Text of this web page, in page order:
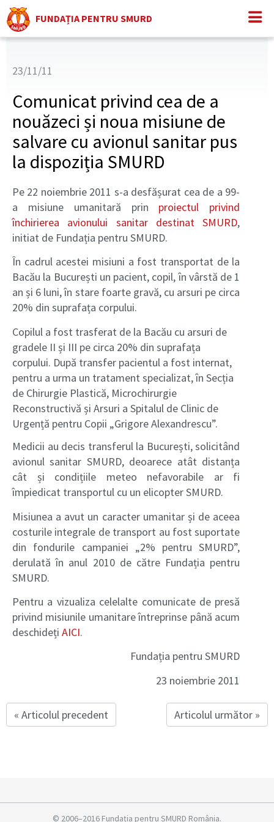
FUNDAȚIA PENTRU SMURD
23/11/11
Comunicat privind cea de a
nouăzeci și noua misiune de
salvare cu avionul sanitar pus
la dispoziția SMURD
Pe 22 noiembrie 2011 s-a desfășurat cea de a 99-
a misiune umanitară prin proiectul privind
închirierea avionului sanitar destinat SMURD,
initiat de Fundația pentru SMURD.
În cadrul acestei misiuni a fost transportat de la
Bacău la București un pacient, copil, în vârstă de 1
an și 6 luni, în stare foarte gravă, cu arsuri pe circa
20% din suprafața corpului.
Copilul a fost trasferat de la Bacău cu arsuri de
gradele II și III pe circa 20% din suprafața
corpului. După transfer pacientul a fost internat,
pentru a urma un tratament specializat, în Secția
de Chirurgie Plastică, Microchirurgie
Reconstructivă și Arsuri a Spitalul de Clinic de
Urgență pentru Copii „Grigore Alexandrescu”.
Medicii au decis transferul la București, solicitând
avionul sanitar SMURD, deoarece atât distanța
cât și condițiile meteo nefavorabile ar fi
împiedicat transportul cu un elicopter SMURD.
Misiunea a avut un caracter umanitar și de aceea
costurile integrale de transport au fost suportate
din fondurile campaniei „2% pentru SMURD”,
derulată în anul 2010 de către Fundația pentru
SMURD.
Pentru a vizualiza celelalte comunicate de presă
privind misiunile umanitare întreprinse până acum
deschideți AICI.
Fundația pentru SMURD
23 noiembrie 2011
« Articolul precedent Articolul următor »
© 2006–2016 Fundația pentru SMURD România.